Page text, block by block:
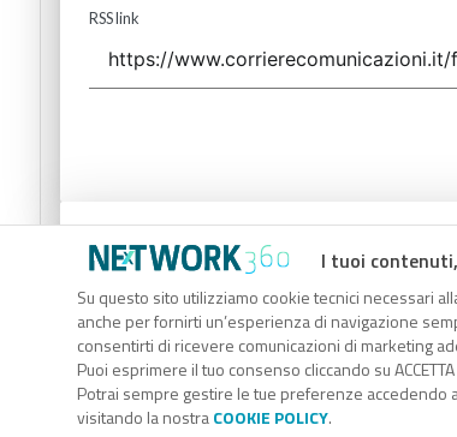
I tuoi
Su questo sito utilizziamo cookie tecnici necessari
anche per fornirti un’esperienza di navigazione
consentirti di ricevere comunicazioni di marketing
Puoi esprimere il tuo consenso cliccando su
Potrai sempre gestire le tue preferenze accedendo
visitando la nostraCOOKIE POLICY.
RSS link
Codice Rss
Clicca sul pulsante per copiare il link RSS
RSS link